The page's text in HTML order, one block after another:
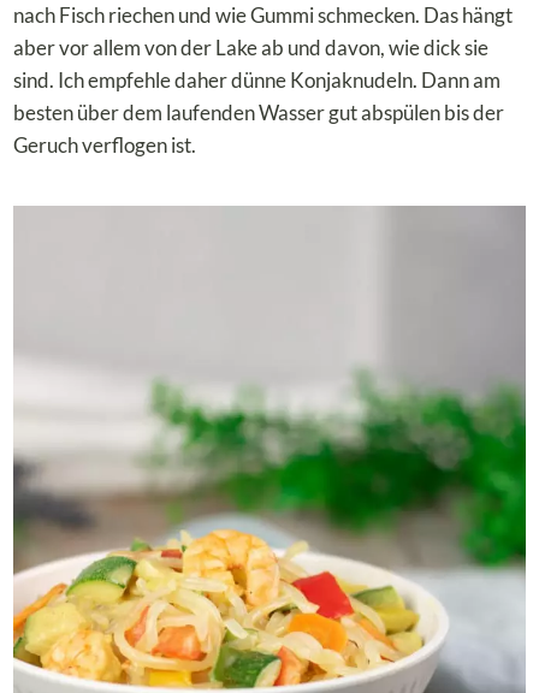
nach Fisch riechen und wie Gummi schmecken. Das hängt
aber vor allem von der Lake ab und davon, wie dick sie
sind. Ich empfehle daher dünne Konjaknudeln. Dann am
besten über dem laufenden Wasser gut abspülen bis der
Geruch verflogen ist.